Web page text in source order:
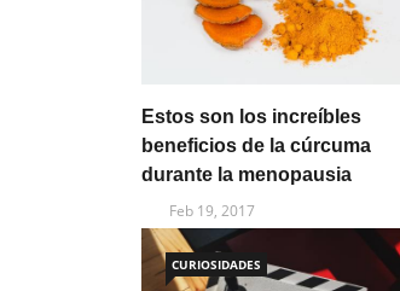
Estos son los increíbles
beneficios de la cúrcuma
durante la menopausia
Feb 19, 2017
CURIOSIDADES